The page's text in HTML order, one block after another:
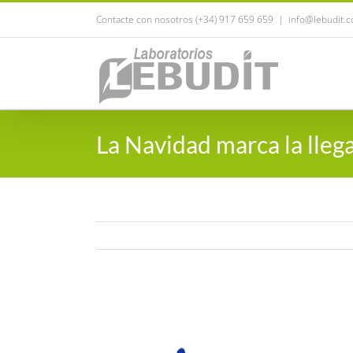
Contacte con nosotros (+34) 917 659 659 |
La Navidad marca la